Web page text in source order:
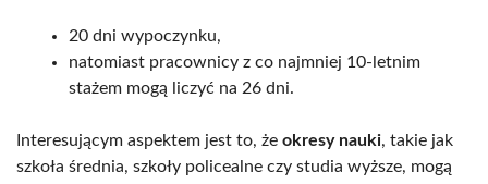
20 dni wypoczynku,
natomiast pracownicy z co najmniej 10-letnim
stażem mogą liczyć na 26 dni.
Interesującym aspektem jest to, że okresy nauki, takie jak
szkoła średnia, szkoły policealne czy studia wyższe, mogą